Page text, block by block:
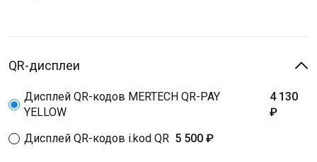
QR-дисплеи
Дисплей QR-кодов MERTECH QR-PAY
YELLOW
4 130
₽
Дисплей QR-кодов i.kod QR 5 500 ₽